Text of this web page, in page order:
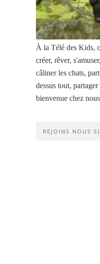
À la Télé des Kids,
créer, rêver,
câliner les chats,
dessus tout,
bienvenue chez
REJOINS NOUS